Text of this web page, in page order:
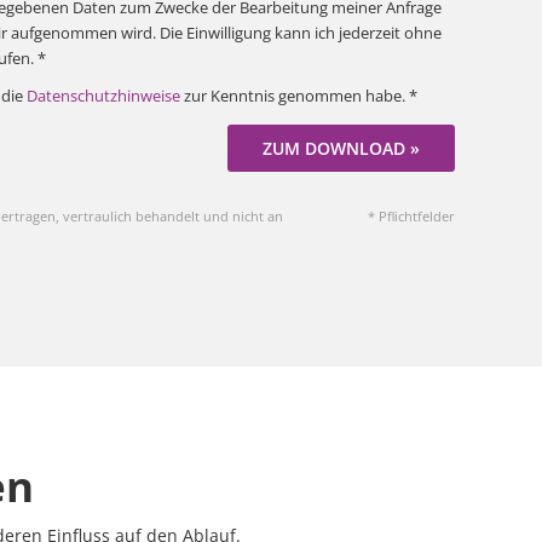
Daten zum Zwecke der Bearbeitung meiner Anfrage
wird. Die Einwilligung kann ich jederzeit ohne
*
Datenschutzhinweisezur Kenntnis genommen habe. *
ZUM DOWNLOAD »
vertraulich behandelt und nicht an * Pflichtfelder
Einfluss auf den Ablauf.